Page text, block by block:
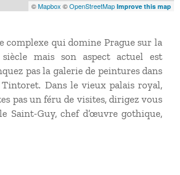
©Mapbox ©OpenStreetMap Improve this map
complexe qui domine Prague sur la
mais son aspect actuel est
pas la galerie de peintures dans
Tintoret. Dans le vieux palais royal,
pas un féru de visites, dirigez vous
Saint-Guy, chef d’œuvre gothique,